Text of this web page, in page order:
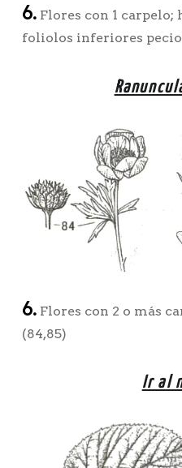
6.Flores con 1 carpelo;
foliolos inferiores
6.Flores con 2 o más
(84,85)
Ir al